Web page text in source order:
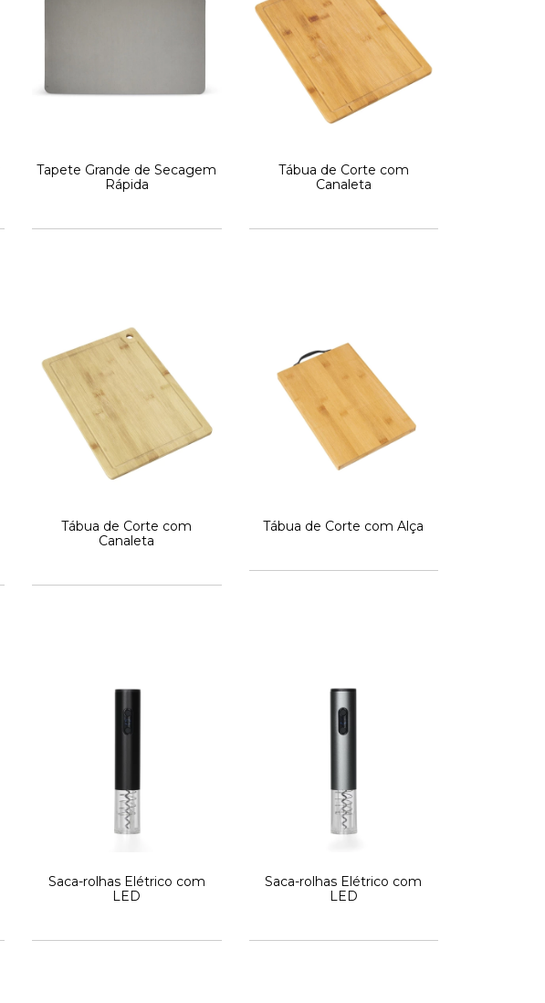
Tapete Grande de Secagem
Rápida
Tábua de Corte com
Canaleta
Tábua de Corte com
Canaleta
Tábua de Corte com Alça
Saca-rolhas Elétrico com
LED
Saca-rolhas Elétrico com
LED